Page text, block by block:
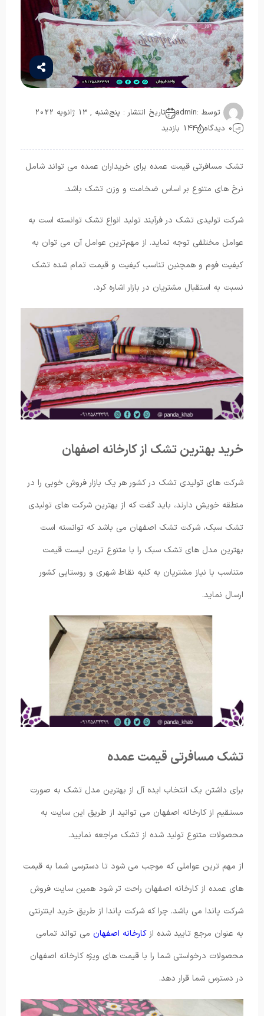
توسط :admin
تاریخ انتشار : پنج‌شنبه , 13 ژانویه 2022
0 دیدگاه
144 بازدید
تشک مسافرتی قیمت عمده برای خریداران عمده می تواند شامل
نرخ های متنوع بر اساس ضخامت و وزن تشک باشد.
شرکت تولیدی تشک در فرآیند تولید انواع تشک توانسته است به
عوامل مختلفی توجه نماید. از مهم‌ترین عوامل آن می ‌توان به
کیفیت فوم و همچنین تناسب کیفیت و قیمت تمام شده تشک
نسبت به استقبال مشتریان در بازار اشاره کرد.
خرید بهترین تشک از کارخانه اصفهان
شرکت های تولیدی تشک در کشور هر یک بازار فروش خوبی را در
منطقه خویش دارند، باید گفت که از بهترین شرکت های تولیدی
تشک سبک، شرکت تشک اصفهان می باشد که توانسته است
بهترین مدل های تشک سبک را با متنوع ترین لیست قیمت
متناسب با نیاز مشتریان به کلیه نقاط شهری و روستایی کشور
ارسال نماید.
تشک مسافرتی قیمت عمده
برای داشتن یک انتخاب ایده آل از بهترین مدل تشک به صورت
مستقیم از کارخانه اصفهان می توانید از طریق این سایت به
محصولات متنوع تولید شده از تشک مراجعه نمایید.
از مهم ترین عواملی که موجب می شود تا دسترسی شما به قیمت
های عمده از کارخانه اصفهان راحت تر شود همین سایت فروش
شرکت پاندا می باشد. چرا که شرکت پاندا از طریق خرید اینترنتی
به عنوان مرجع تایید شده از کارخانه اصفهان می تواند تمامی
محصولات درخواستی شما را با قیمت های ویژه کارخانه اصفهان
در دسترس شما قرار دهد.